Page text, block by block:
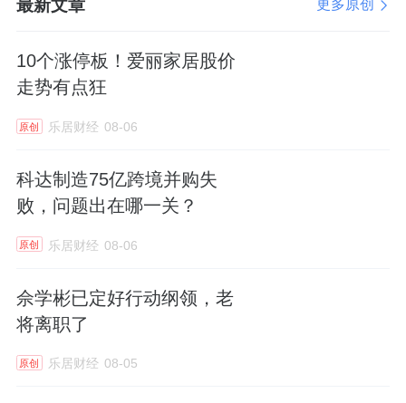
端工业材料、绿色环保产品等新赛道，这类业
务前期投入大、研发周期长，单纯依靠自有资
金难以快速突破，上市募资成为企业转型升级
总的来说，展辰新材十二年冲刺IPO的征程，
是家居细分龙头逆袭成长的缩影。随着更多优
进一步向头部集中，企业转型也将加速，绿色
化、高端化、多元化会成为家居建材行业发展
的新主流，资本市场也将持续为传统家居产业
最新文章 更多原创
10个涨停板！爱丽家居股价
走势有点狂
原创 乐居财经 08-06
科达制造75亿跨境并购失
败，问题出在哪一关？
原创 乐居财经 08-06
佘学彬已定好行动纲领，老
将离职了
原创 乐居财经 08-05